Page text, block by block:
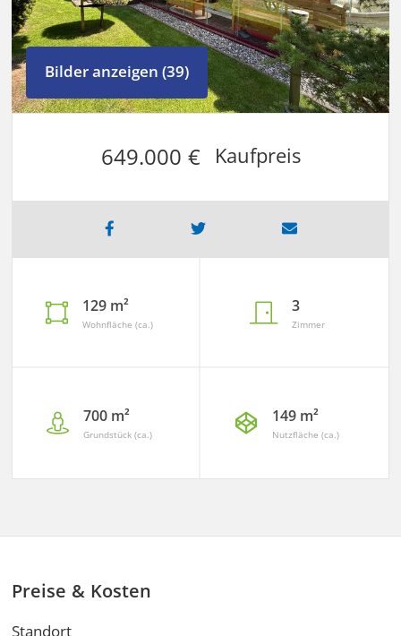
Bilder anzeigen (39)
649.000 € Kaufpreis
129 m²
Wohnfläche (ca.)
3
Zimmer
700 m²
Grundstück (ca.)
149 m²
Nutzfläche (ca.)
Preise & Kosten
Standort